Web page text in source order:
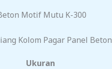
Motif Mutu K-300
Kolom Pagar Panel Beton
Ukuran